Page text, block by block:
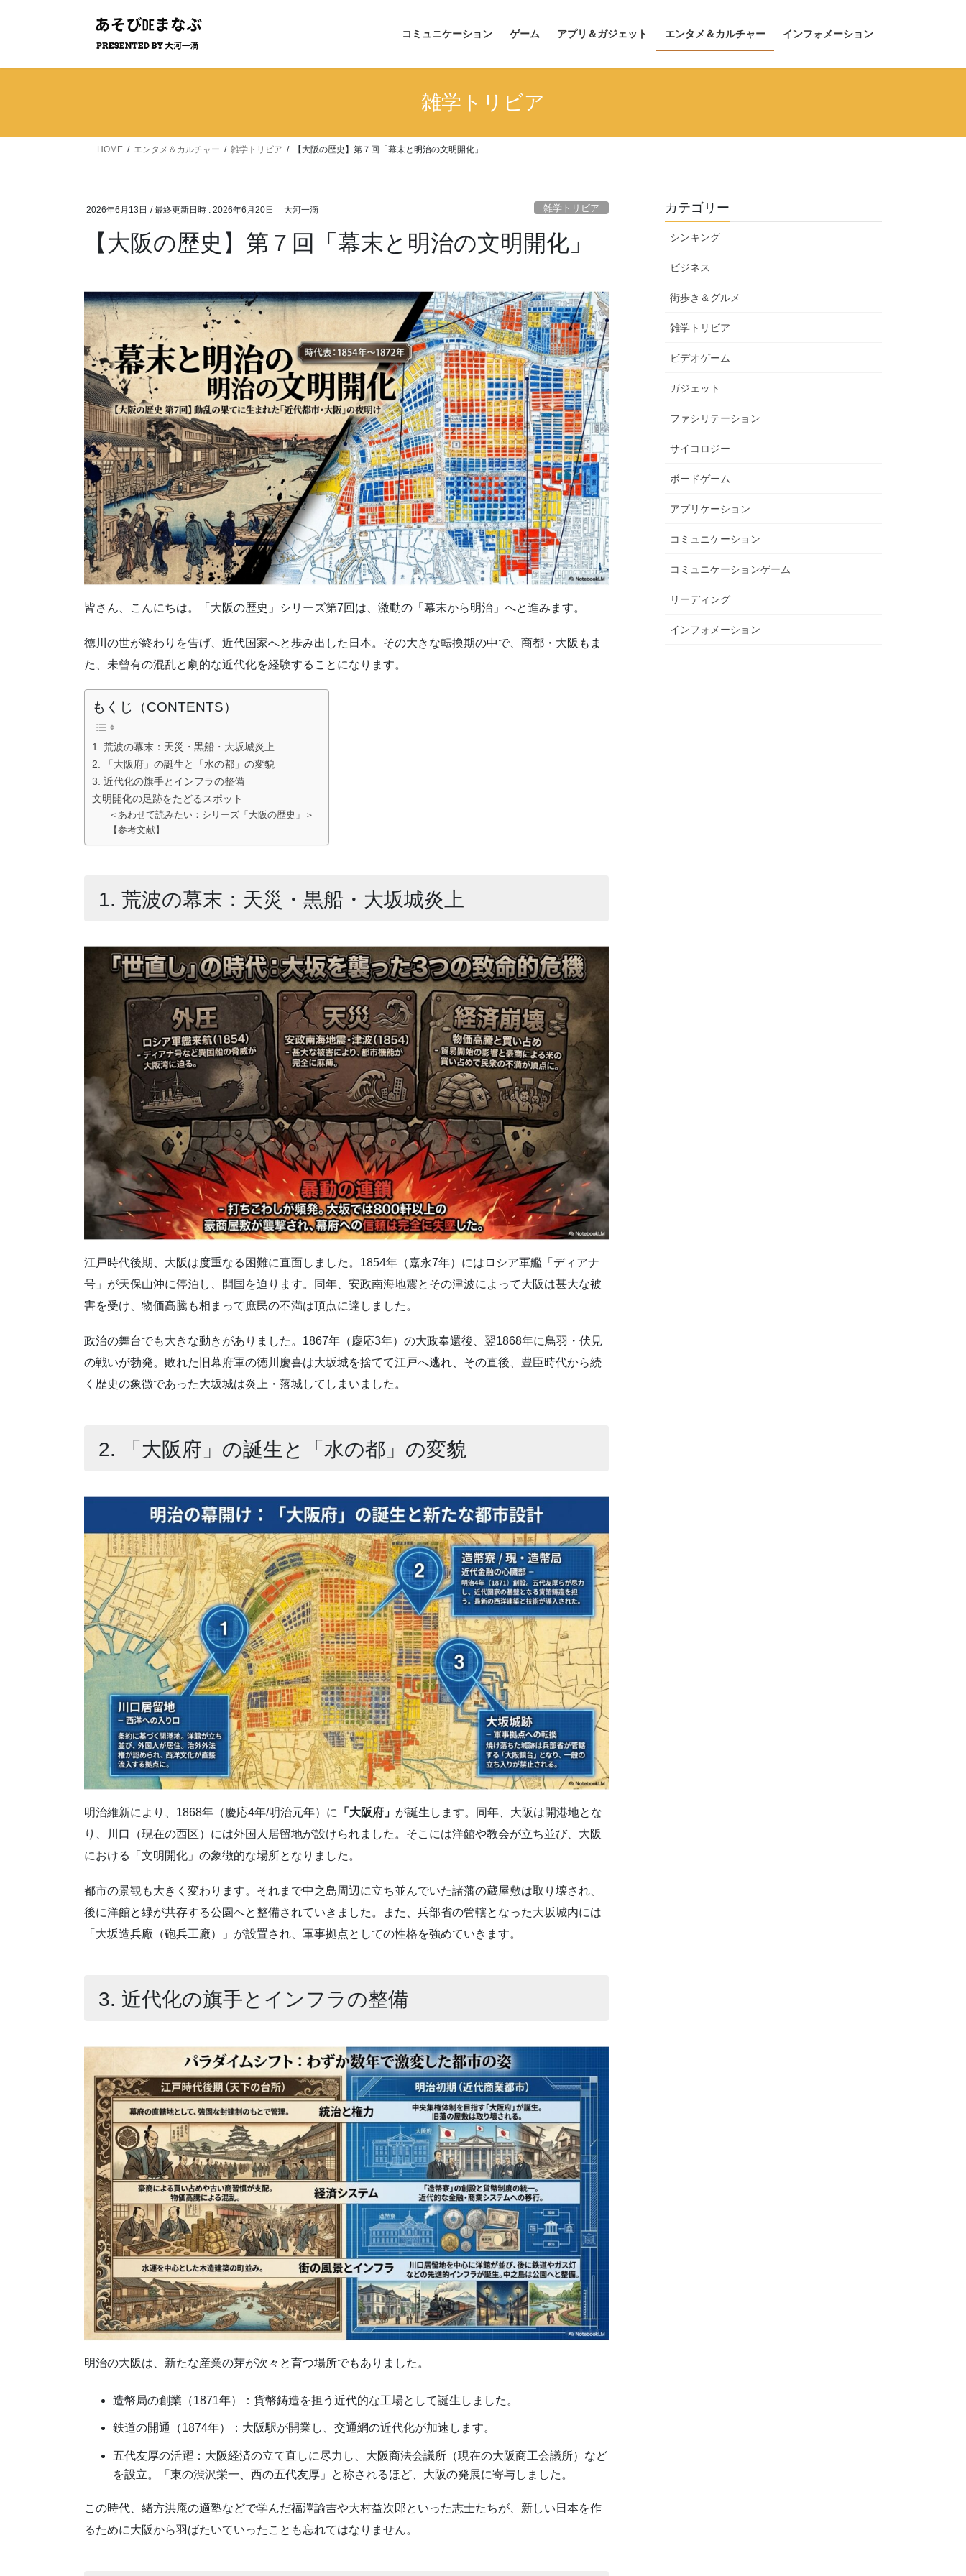
コミュニケーション ゲーム アプリ＆ガジェット エンタメ＆カルチャー インフォメーション
雑学トリビア
HOME エンタメ＆カルチャー 雑学トリビア 【大阪の歴史】第７回「幕末と明治の文明開化」
2026年6月13日 / 最終更新日時 : 2026年6月20日 大河一滴 雑学トリビア
【大阪の歴史】第７回「幕末と明治の文明開化」
皆さん、こんにちは。「大阪の歴史」シリーズ第7回は、激動の「幕末から明治」へと進みます。
徳川の世が終わりを告げ、近代国家へと歩み出した日本。その大きな転換期の中で、商都・大阪もま
た、未曾有の混乱と劇的な近代化を経験することになります。
もくじ（CONTENTS）
1. 荒波の幕末：天災・黒船・大坂城炎上
2. 「大阪府」の誕生と「水の都」の変貌
3. 近代化の旗手とインフラの整備
文明開化の足跡をたどるスポット
＜あわせて読みたい：シリーズ「大阪の歴史」＞
【参考文献】
1. 荒波の幕末：天災・黒船・大坂城炎上
江戸時代後期、大阪は度重なる困難に直面しました。1854年（嘉永7年）にはロシア軍艦「ディアナ
号」が天保山沖に停泊し、開国を迫ります。同年、安政南海地震とその津波によって大阪は甚大な被
害を受け、物価高騰も相まって庶民の不満は頂点に達しました。
政治の舞台でも大きな動きがありました。1867年（慶応3年）の大政奉還後、翌1868年に鳥羽・伏見
の戦いが勃発。敗れた旧幕府軍の徳川慶喜は大坂城を捨てて江戸へ逃れ、その直後、豊臣時代から続
く歴史の象徴であった大坂城は炎上・落城してしまいました。
2. 「大阪府」の誕生と「水の都」の変貌
明治維新により、1868年（慶応4年/明治元年）に 「大阪府」 が誕生します。同年、大阪は開港地とな
り、川口（現在の西区）には外国人居留地が設けられました。そこには洋館や教会が立ち並び、大阪
における「文明開化」の象徴的な場所となりました。
都市の景観も大きく変わります。それまで中之島周辺に立ち並んでいた諸藩の蔵屋敷は取り壊され、
後に洋館と緑が共存する公園へと整備されていきました。また、兵部省の管轄となった大坂城内には
「大坂造兵廠（砲兵工廠）」が設置され、軍事拠点としての性格を強めていきます。
3. 近代化の旗手とインフラの整備
明治の大阪は、新たな産業の芽が次々と育つ場所でもありました。
造幣局の創業（1871年）：貨幣鋳造を担う近代的な工場として誕生しました。
鉄道の開通（1874年）：大阪駅が開業し、交通網の近代化が加速します。
五代友厚の活躍：大阪経済の立て直しに尽力し、大阪商法会議所（現在の大阪商工会議所）など
を設立。「東の渋沢栄一、西の五代友厚」と称されるほど、大阪の発展に寄与しました。
この時代、緒方洪庵の適塾などで学んだ福澤諭吉や大村益次郎といった志士たちが、新しい日本を作
るために大阪から羽ばたいていったことも忘れてはなりません。
カテゴリー
シンキング
ビジネス
街歩き＆グルメ
雑学トリビア
ビデオゲーム
ガジェット
ファシリテーション
サイコロジー
ボードゲーム
アプリケーション
コミュニケーション
コミュニケーションゲーム
リーディング
インフォメーション